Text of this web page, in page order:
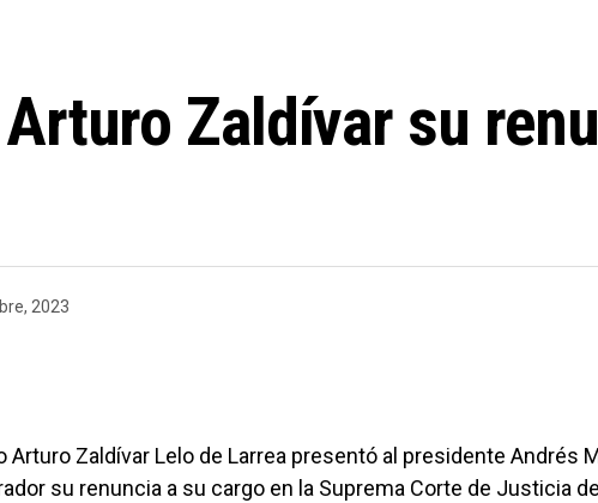
Zaldívar su
2023
Arturo Zaldívar Lelo de Larrea presentó al presidente Andrés
su renuncia a su cargo en la Suprema Corte de Justicia